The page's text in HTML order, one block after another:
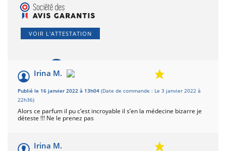
VOIR L'ATTESTATION
2 /10
Basé sur 2 avis
Irina M.
Publié le 16 janvier 2022 à 13h04 (Date de commande : Le 3 janvier 2022 à
22h36)
Alors ce parfum il pu c’est incroyable il s’en la médecine bizarre je
déteste !!! Ne le prenez pas
Irina M.